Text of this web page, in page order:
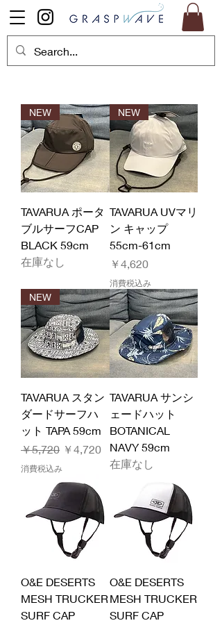
NEW
TAVARUA ポータ
ブルサーフCAP
BLACK 59cm
在庫なし
NEW
TAVARUA UVマリ
ン キャップ
55cm-61cm
価格
￥4,620
消費税込み
NEW
TAVARUA スタン
ダードサーフハ
ット TAPA 59cm
通常価格
￥5,720 セール価格
￥4,720
消費税込み
TAVARUA サンシ
ェードハット
BOTANICAL
NAVY 59cm
在庫なし
O&E DESERTS
MESH TRUCKER
SURF CAP
O&E DESERTS
MESH TRUCKER
SURF CAP